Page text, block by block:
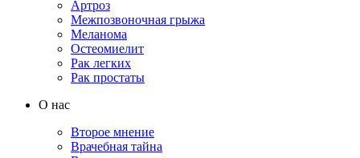
Артроз
Межпозвоночная грыжа
Меланома
Остеомиелит
Рак легких
Рак простаты
О нас
Второе мнение
Врачебная тайна